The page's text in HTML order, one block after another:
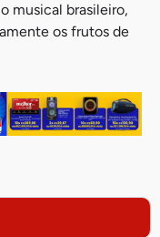
musical brasileiro,
os frutos de